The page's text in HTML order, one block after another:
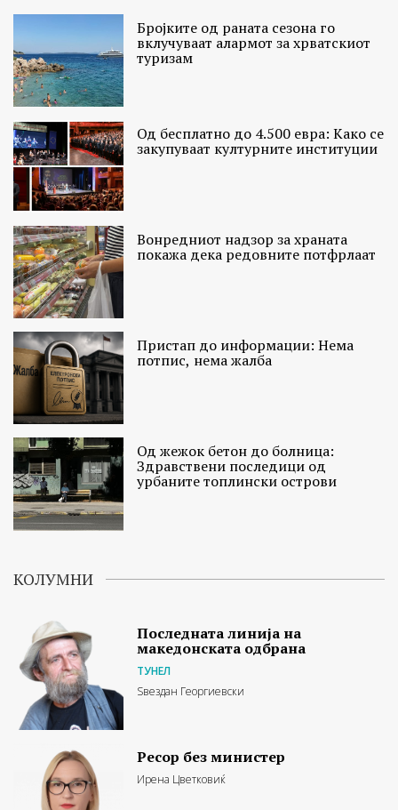
Бројките од раната сезона го
вклучуваат алармот за хрватскиот
туризам
Од бесплатно до 4.500 евра: Како се
закупуваат културните институции
Вонредниот надзор за храната
покажа дека редовните потфрлаат
Пристап до информации: Нема
потпис, нема жалба
Од жежок бетон до болница:
Здравствени последици од
урбаните топлински острови
КОЛУМНИ
Последната линија на
македонската одбрана
ТУНЕЛ
Ѕвездан Георгиевски
Ресор без министер
Ирена Цветковиќ